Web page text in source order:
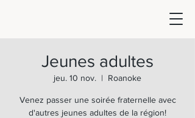
Jeunes adultes
jeu. 10 nov.
  |
Roanoke
Venez passer une soirée fraternelle avec
d'autres jeunes adultes de la région!